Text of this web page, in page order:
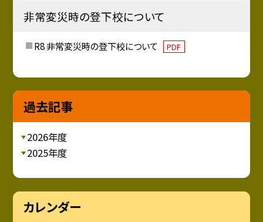
非常変災時の登下校について
R8 非常変災時の登下校について PDF
過去記事
2026年度
2025年度
カレンダー